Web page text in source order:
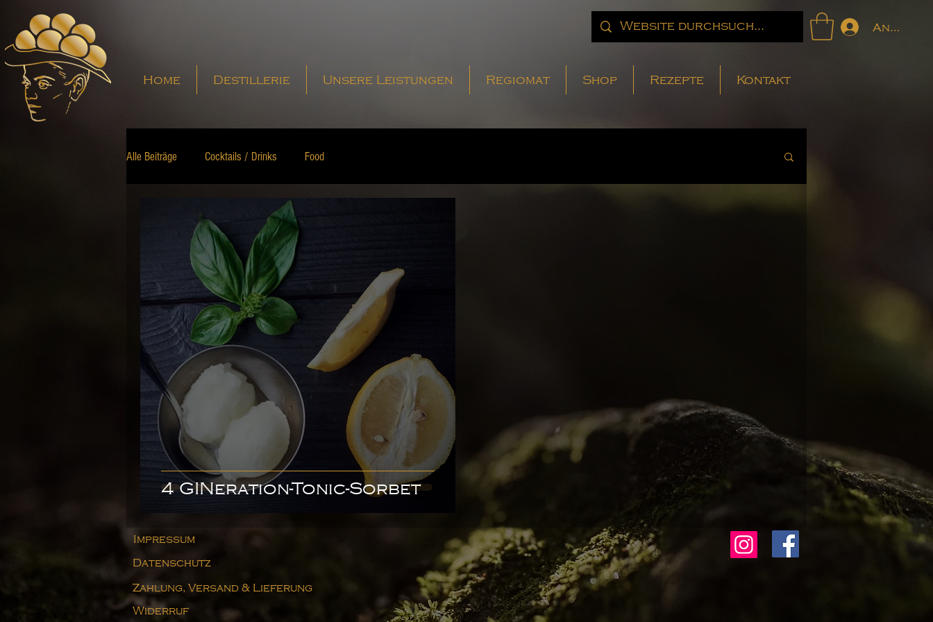
Home Destillerie Unsere Leistungen Regiomat Shop Rezepte Kontakt
Alle Beiträge Cocktails / Drinks Food
4 GINeration-Tonic-Sorbet
Impressum
Datenschutz
Zahlung, Versand & Lieferung
Widerruf